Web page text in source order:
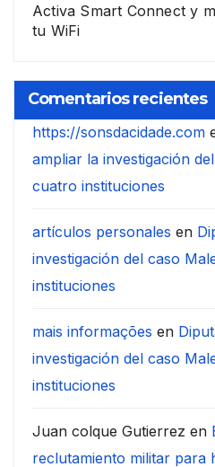
Activa Smart Connect y
tu WiFi
Comentarios recientes
https://sonsdacidade.com
ampliar la investigación
cuatro instituciones
artículos personales en
investigación del caso
instituciones
mais informações en
investigación del caso
instituciones
Juan colque Gutierrez en
reclutamiento militar para